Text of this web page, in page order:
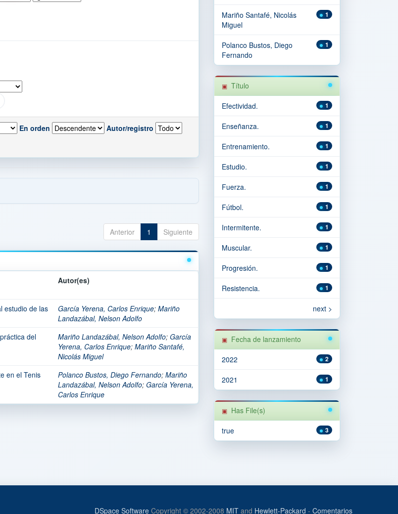
En orden Autor/registro
Anterior 1 Siguiente
Autor(es)
estudio de las
García Yerena, Carlos Enrique; Mariño
Landazábal, Nelson Adolfo
del
Mariño Landazábal, Nelson Adolfo; García
Yerena, Carlos Enrique; Mariño Santafé,
Nicolás Miguel
en el Tenis
Polanco Bustos, Diego Fernando; Mariño
Landazábal, Nelson Adolfo; García Yerena,
Carlos Enrique
1
Mariño Santafé, Nicolás
Miguel
1
Polanco Bustos, Diego
Fernando
Título
1
Efectividad.
1
Enseñanza.
1
Entrenamiento.
1
Estudio.
1
Fuerza.
1
Fútbol.
1
Intermitente.
1
Muscular.
1
Progresión.
1
Resistencia.
next >
Fecha de lanzamiento
2
2022
1
2021
Has File(s)
3
true
DSpace Software Copyright © 2002-2008 MIT and Hewlett-Packard - Comentarios